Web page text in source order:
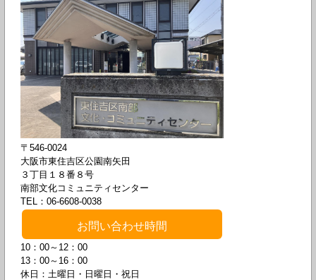
〒546-0024
大阪市東住吉区公園南矢田
３丁目１８番８号
南部文化コミュニティセンター
TEL：06-6608-0038
お問い合わせ時間
10：00～12：00
13：00～16：00
休日：土曜日・日曜日・祝日